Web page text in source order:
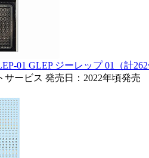
01 GLEP ジーレップ 01（計
サービス 発売日：2022年頃発売